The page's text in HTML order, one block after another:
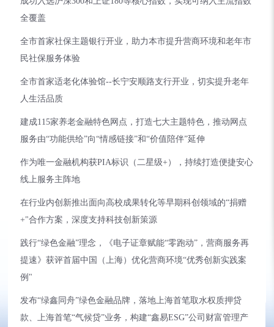
全覆盖
全市首家社保主题银行开业，助力本市提升营商环境和老年市
民社保服务体验
全市首家适老化体验馆--长宁安顺路支行开业，切实提升老年
人生活品质
建成115家养老金融特色网点，打造七大主题特色，推动网点
服务由“功能供给”向“情感链接”和“价值陪伴”延伸
作为唯一金融机构获PIA标识（二星级+），持续打造便捷安心
线上服务主阵地
在行业内创新推出面向高校成果转化等早期科创领域的“捐赠
+"合作方案，深度支持科技创新策源
践行“绿色金融”理念，《电子证章赋能“零跑动”，营商服务再
提速》获评首届中国（上海）优化营商环境“优秀创新实践案
例"
发布“绿鑫同舟”绿色金融品牌，落地上海首笔取水权质押贷
款、上海首笔“气候贷”业务，构建“鑫易ESG”公司财富管理产